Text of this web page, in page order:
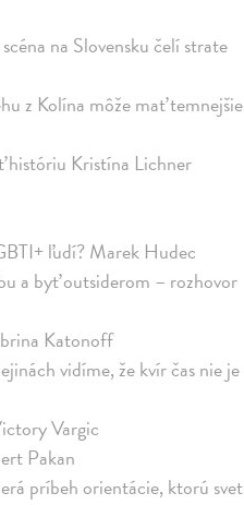
na Slovensku čelí strate
z Kolína môže mať temnejšie
históriu Kristína Lichner
ľudí? Marek Hudec
a byť outsiderom – rozhovor
Katonoff
vidíme, že kvír čas nie je
Vargic
Pakan
príbeh orientácie, ktorú svet